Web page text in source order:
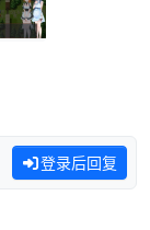
登录后回复